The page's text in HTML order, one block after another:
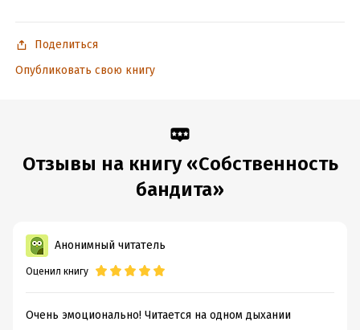
авторитета».
Объем:392877
Время на чтение:
Поделиться
Опубликовать свою книгу
Отзывы на книгу «Собственность
бандита»
Анонимный читатель
Оценил книгу
Очень эмоционально! Читается на одном дыхании